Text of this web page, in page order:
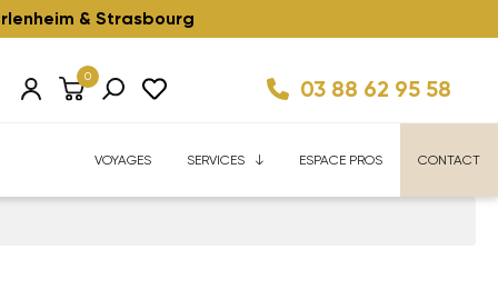
& Strasbourg
0 03 88 62 95 58
VOYAGES SERVICES ESPACE PROS CONTACT